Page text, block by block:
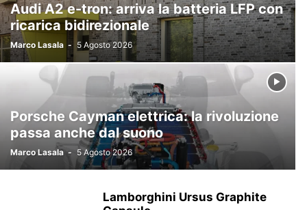
Audi A2 e-tron: arriva la batteria LFP con
ricarica bidirezionale
Marco Lasala - 5 Agosto 2026
Porsche Cayman elettrica: la rivoluzione
passa anche dal suono
Marco Lasala - 5 Agosto 2026
Lamborghini Ursus Graphite